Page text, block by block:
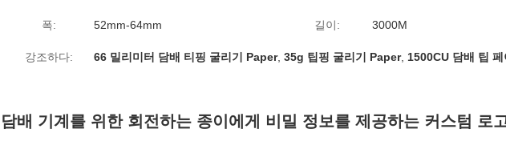
폭: 52mm-64mm 길이: 3000M
강조하다: 66 밀리미터 담배 티핑 굴리기 Paper, 35g 팁핑 굴리기 Paper, 1500CU 담배 팁 페
담배 기계를 위한 회전하는 종이에게 비밀 정보를 제공하는 커스텀 로